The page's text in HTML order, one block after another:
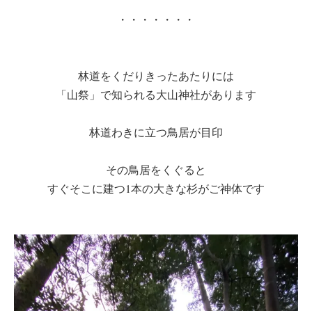
・・・・・・・
林道をくだりきったあたりには
「山祭」で知られる大山神社があります
林道わきに立つ鳥居が目印
その鳥居をくぐると
すぐそこに建つ1本の大きな杉がご神体です